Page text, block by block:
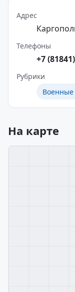
Адрес
Телефоны
+7
Рубрики
Военные
На карте